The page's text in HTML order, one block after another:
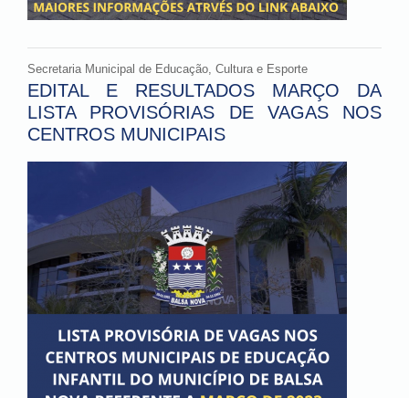
Secretaria Municipal de Educação, Cultura e Esporte
EDITAL E RESULTADOS MARÇO DA
LISTA PROVISÓRIAS DE VAGAS NOS
CENTROS MUNICIPAIS